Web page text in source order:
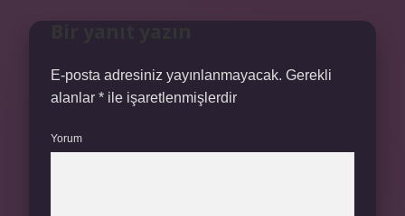
E-posta adresiniz yayınlanmayacak. Gerekli
alanlar * ile işaretlenmişlerdir
Yorum